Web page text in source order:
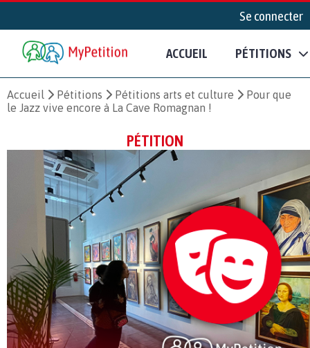
Se connecter
ACCUEIL PÉTITIONS
Accueil Pétitions Pétitions arts et culture
Pour que
le Jazz vive encore à La Cave Romagnan !
PÉTITION